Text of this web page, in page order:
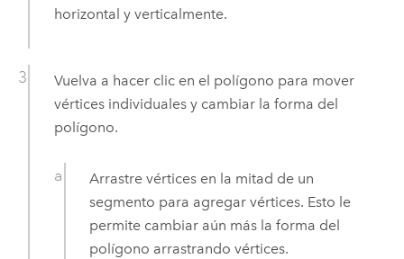
horizontal y verticalmente.
Vuelva a hacer clic en el polígono para mover
vértices individuales y cambiar la forma del
polígono.
Arrastre vértices en la mitad de un
segmento para agregar vértices. Esto le
permite cambiar aún más la forma del
polígono arrastrando vértices.